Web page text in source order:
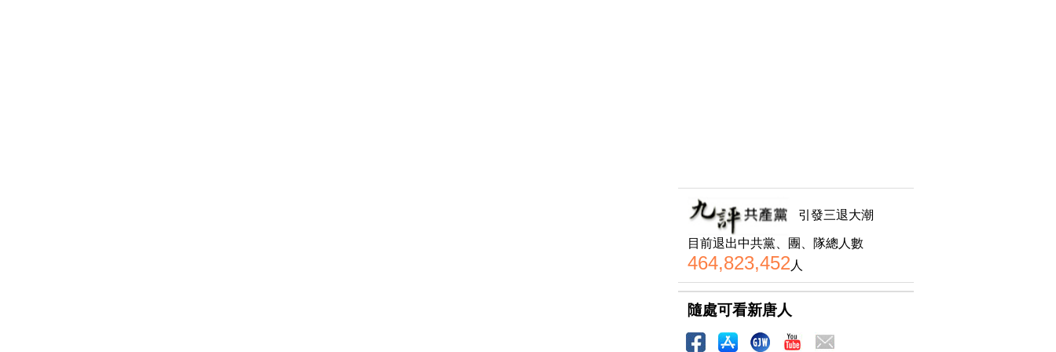
引發三退大潮
目前退出中共黨、團、隊總人數
464,823,452 人
隨處可看新唐人